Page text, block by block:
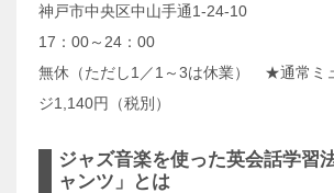
神戸市中央区中山手通1-24-10
17：00～24：00
無休（ただし1／1～3は休業） ★通常ミ
ジ1,140円（税別）
ジャズ音楽を使った英会話学習
ャンツ」とは